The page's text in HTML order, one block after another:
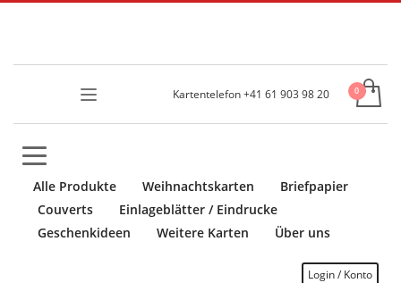
Kartentelefon +41 61 903 98 20
Alle Produkte Weihnachtskarten
Briefpapier
Couverts
Einlageblätter / Eindrucke
Geschenkideen
Weitere Karten Über uns
Login / Konto